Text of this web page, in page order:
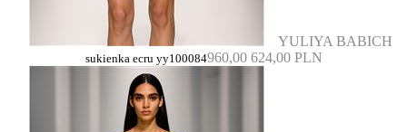
YULIYA BABICH
sukienka ecru yy100084960,00 624,00 PLN